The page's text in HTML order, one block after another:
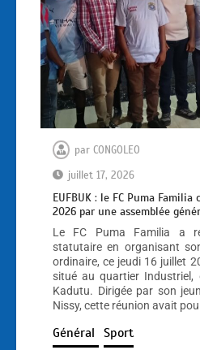
par CONGOLEO
juillet 17, 2026
EUFBUK : le FC Puma
2026 par une assemblée
Le FC Puma Familia a
statutaire en organisant
ordinaire, ce jeudi 16 juillet
situé au quartier Industriel,
Kadutu. Dirigée par son
Nissy, cette réunion avait
Général Sport